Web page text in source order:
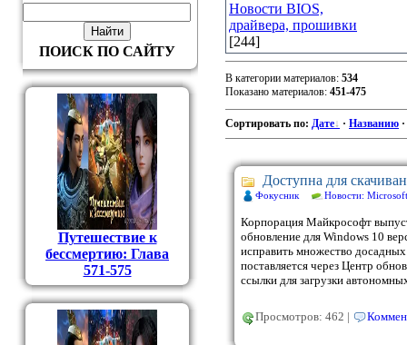
ПОИСК ПО САЙТУ
Путешествие к
бессмертию: Глава
571-575
Новости BIOS,
драйвера, прошивки
[244]
В категории материалов: 534
Показано материалов: 451-475
Сортировать по: Дате · Названию ·
Доступна для
Фокусник Новости: Microsoft
Корпорация Майкрософт
обновление для Windows 10
исправить множество
поставляется через Центр
ссылки для загрузки
Просмотров: 462 |